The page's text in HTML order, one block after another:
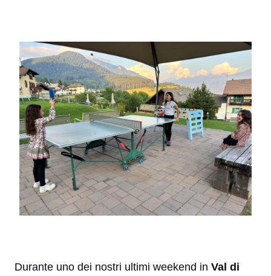
Durante uno dei nostri ultimi weekend in Val di